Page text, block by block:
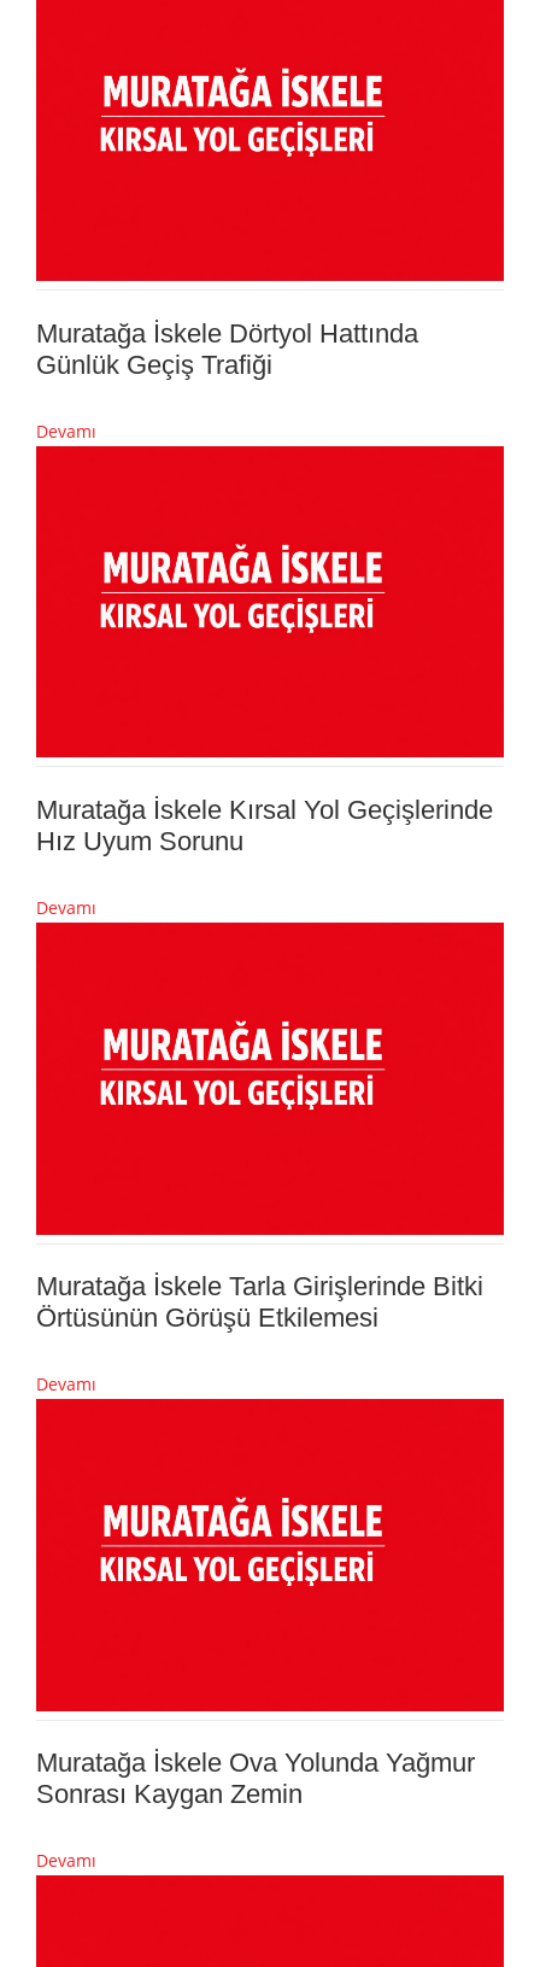
Muratağa İskele Dörtyol Hattında
Günlük Geçiş Trafiği
Devamı
Muratağa İskele Kırsal Yol Geçişlerinde
Hız Uyum Sorunu
Devamı
Muratağa İskele Tarla Girişlerinde Bitki
Örtüsünün Görüşü Etkilemesi
Devamı
Muratağa İskele Ova Yolunda Yağmur
Sonrası Kaygan Zemin
Devamı